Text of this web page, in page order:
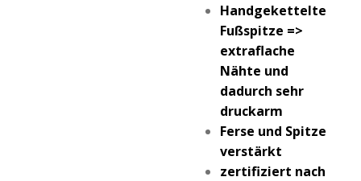
Handgekettelte
Fußspitze =>
extraflache
Nähte und
dadurch sehr
druckarm
Ferse und Spitze
verstärkt
zertifiziert nach